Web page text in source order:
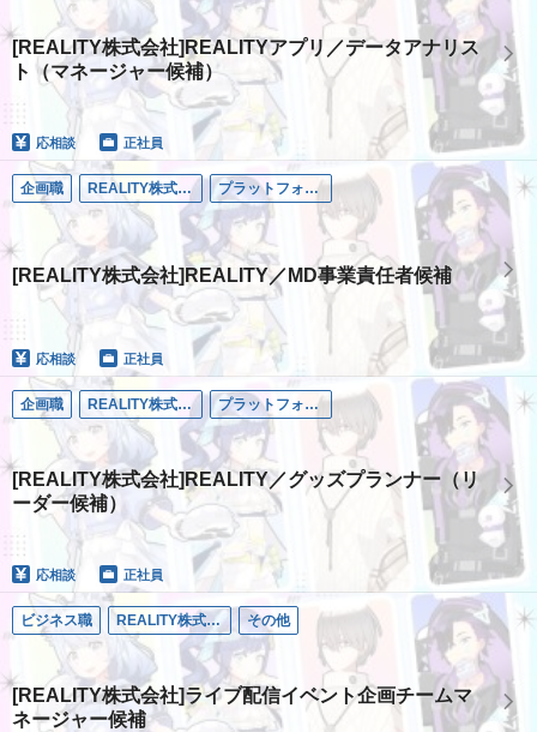
[REALITY株式会社]REALITYアプリ／データアナリス
ト（マネージャー候補）
応相談 正社員
企画職 REALITY株式会社 プラットフォーム事業
[REALITY株式会社]REALITY／MD事業責任者候補
応相談 正社員
企画職 REALITY株式会社 プラットフォーム事業
[REALITY株式会社]REALITY／グッズプランナー（リ
ーダー候補）
応相談 正社員
ビジネス職 REALITY株式会社 その他
[REALITY株式会社]ライブ配信イベント企画チームマ
ネージャー候補